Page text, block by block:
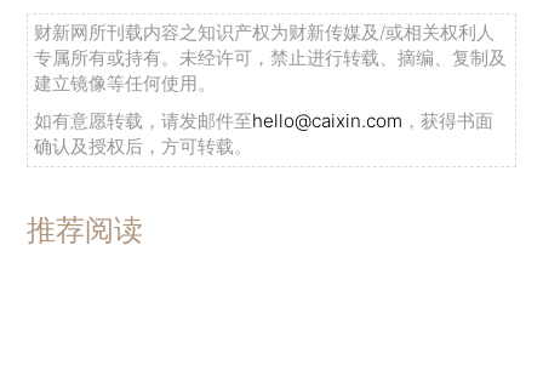
财新网所刊载内容之知识产权为财新传媒及/或相关权利人
专属所有或持有。未经许可，禁止进行转载、摘编、复制及
建立镜像等任何使用。
如有意愿转载，请发邮件至hello@caixin.com ，获得书面
确认及授权后，方可转载。
推荐阅读